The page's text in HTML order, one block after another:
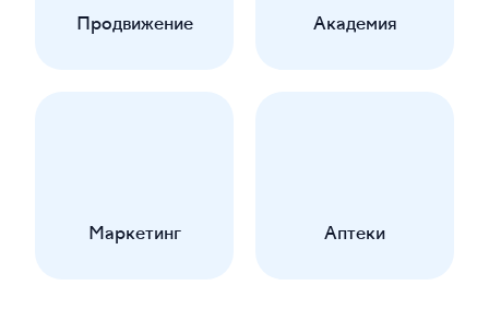
Продвижение Академия
Маркетинг Аптеки